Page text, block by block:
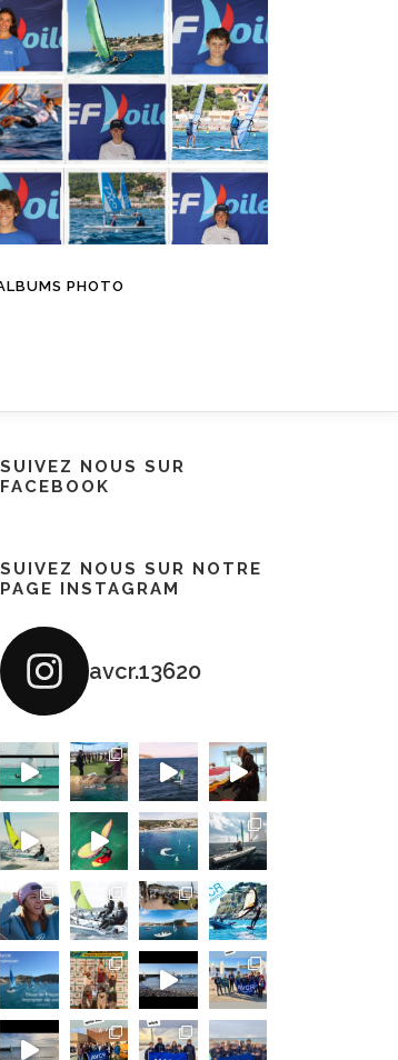
PHOTO
SUIVEZ NOUS SUR
FACEBOOK
SUIVEZ NOUS SUR NOTRE
PAGE INSTAGRAM
avcr.13620